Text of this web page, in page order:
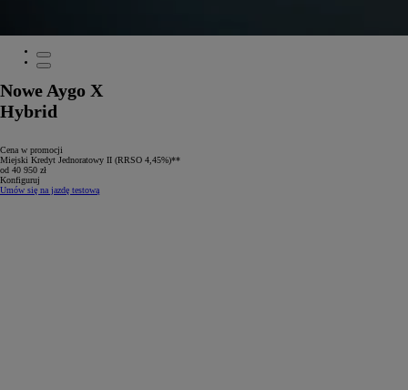
Nowe Aygo X
Hybrid
Cena w promocji
Miejski Kredyt Jednoratowy II (RRSO 4,45%)**
od 40 950 zł
Konfiguruj
Umów się na jazdę testową